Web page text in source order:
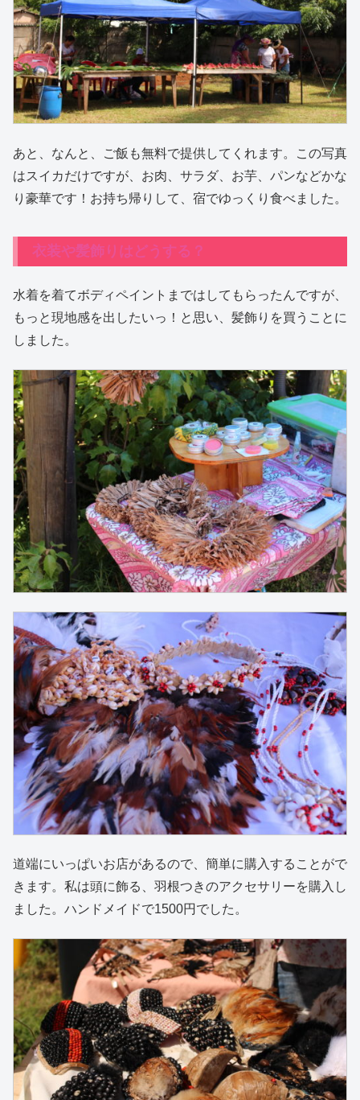
あと、なんと、ご飯も無料で提供してくれます。この写真
はスイカだけですが、お肉、サラダ、お芋、パンなどかな
り豪華です！お持ち帰りして、宿でゆっくり食べました。
衣装や髪飾りはどうする？
水着を着てボディペイントまではしてもらったんですが、
もっと現地感を出したいっ！と思い、髪飾りを買うことに
しました。
道端にいっぱいお店があるので、簡単に購入することがで
きます。私は頭に飾る、羽根つきのアクセサリーを購入し
ました。ハンドメイドで1500円でした。